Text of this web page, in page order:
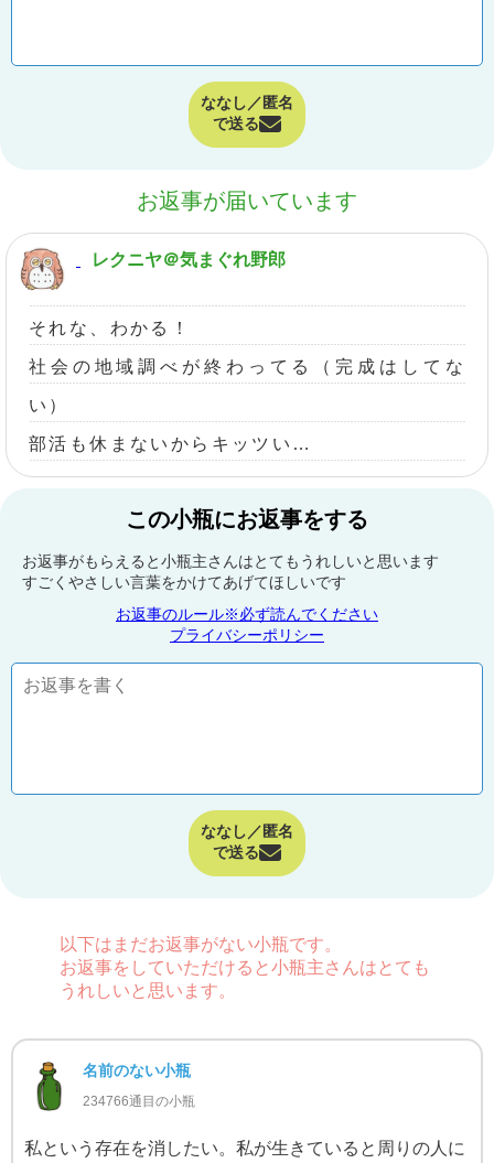
ななし／匿名
で送る
お返事が届いています
レクニヤ＠気まぐれ野郎
それな、わかる！
社会の地域調べが終わってる（完成はしてな
い）
部活も休まないからキッツい…
この小瓶にお返事をする
お返事がもらえると小瓶主さんはとてもうれしいと思います
すごくやさしい言葉をかけてあげてほしいです
お返事のルール※必ず読んでください
プライバシーポリシー
ななし／匿名
で送る
以下はまだお返事がない小瓶です。
お返事をしていただけると小瓶主さんはとても
うれしいと思います。
名前のない小瓶
234766通目の小瓶
私という存在を消したい。私が生きていると周りの人に